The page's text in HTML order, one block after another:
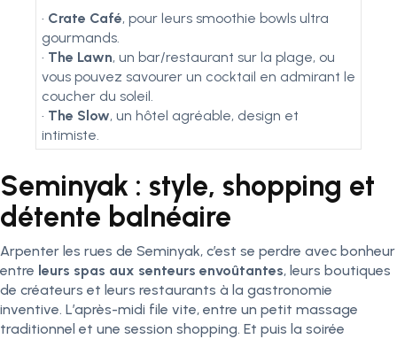
• Crate Café, pour leurs smoothie bowls ultra
gourmands.
• The Lawn, un bar/restaurant sur la plage, ou
vous pouvez savourer un cocktail en admirant le
coucher du soleil.
• The Slow, un hôtel agréable, design et
intimiste.
Seminyak : style, shopping et
détente balnéaire
Arpenter les rues de Seminyak, c’est se perdre avec bonheur
entre leurs spas aux senteurs envoûtantes, leurs boutiques
de créateurs et leurs restaurants à la gastronomie
inventive. L’après-midi file vite, entre un petit massage
traditionnel et une session shopping. Et puis la soirée